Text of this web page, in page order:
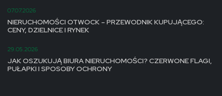
07.07.2026
NIERUCHOMOŚCI OTWOCK – PRZEWODNIK KUPUJĄCEGO:
CENY, DZIELNICE I RYNEK
29.05.2026
JAK OSZUKUJĄ BIURA NIERUCHOMOŚCI? CZERWONE FLAGI,
PUŁAPKI I SPOSOBY OCHRONY